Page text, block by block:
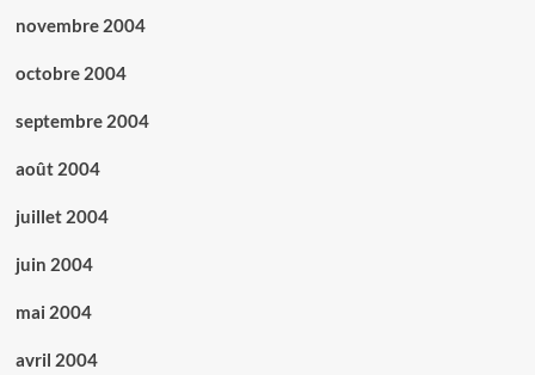
novembre 2004
octobre 2004
septembre 2004
août 2004
juillet 2004
juin 2004
mai 2004
avril 2004